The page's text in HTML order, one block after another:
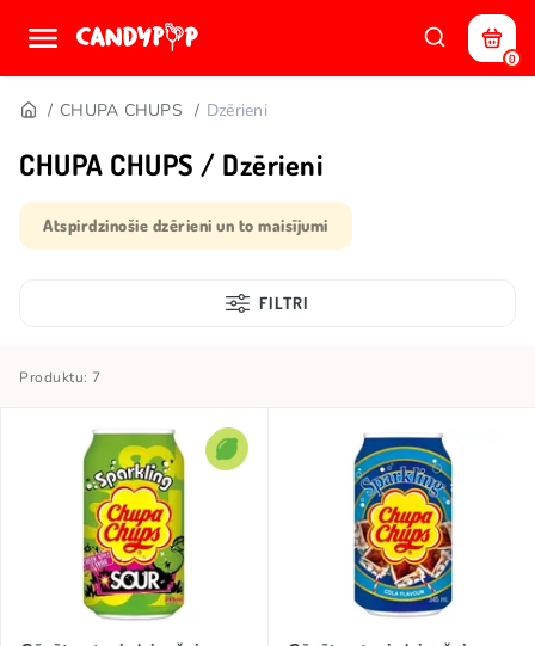
0
CHUPA CHUPS Dzērieni
CHUPA CHUPS / Dzērieni
Atspirdzinošie dzērieni un to maisījumi
FILTRI
Produktu: 7